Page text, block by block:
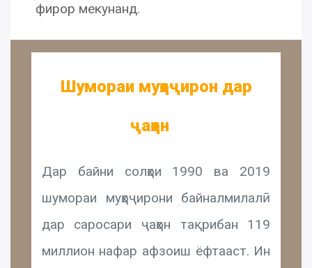
фирор мекунанд.
Шумораи муҳоҷирон дар
ҷаҳон
Дар байни солҳои 1990 ва 2019
шумораи муҳоҷирони байналмилалӣ
дар саросари ҷаҳон тақрибан 119
миллион нафар афзоиш ёфтааст. Ин